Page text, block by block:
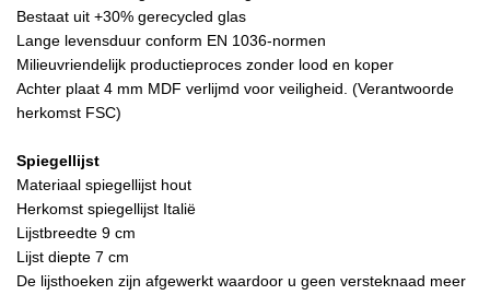
Bestaat uit +30% gerecycled glas
Lange levensduur conform EN 1036-normen
Milieuvriendelijk productieproces zonder lood en koper
Achter plaat 4 mm MDF verlijmd voor veiligheid. (Verantwoorde
herkomst FSC)
Spiegellijst
Materiaal spiegellijst hout
Herkomst spiegellijst Italië
Lijstbreedte 9 cm
Lijst diepte 7 cm
De lijsthoeken zijn afgewerkt waardoor u geen versteknaad meer